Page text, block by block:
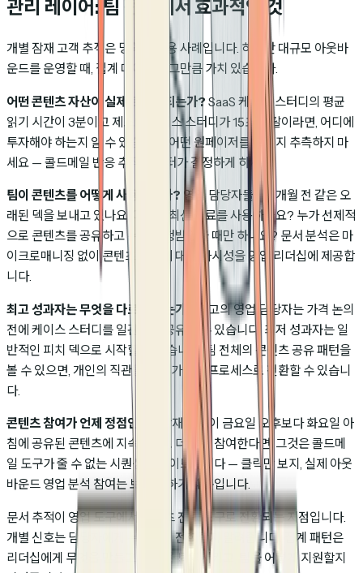
관리 레이어: 팀 전체에서 효과적인 것
개별 잠재 고객 추적은 명확한 활용 사례입니다. 하지만 대규모 아웃바
운드를 운영할 때, 집계 데이터도 그만큼 가치 있습니다.
어떤 콘텐츠 자산이 실제로 전환되는가? SaaS 케이스 스터디의 평균
읽기 시간이 3분이고 제조업 케이스 스터디가 15초 이탈이라면, 어디에
투자해야 하는지 알 수 있습니다. 어떤 원페이저를 보낼지 추측하지 마
세요 — 콜드메일 반응 추적 데이터가 결정하게 하세요.
팀이 콘텐츠를 어떻게 사용하는가? 영업 담당자들이 6개월 전 같은 오
래된 덱을 보내고 있나요, 아니면 최신 자료를 사용하나요? 누가 선제적
으로 콘텐츠를 공유하고 누가 요청받았을 때만 하나요? 문서 분석은 마
이크로매니징 없이 콘텐츠 활용에 대한 가시성을 영업 리더십에 제공합
니다.
최고 성과자는 무엇을 다르게 하는가?
최고의 영업 담당자는 가격 논의
전에 케이스 스터디를 일관되게 공유할 수 있습니다. 최저 성과자는 일
반적인 피치 덱으로 시작할 수 있습니다. 팀 전체의 콘텐츠 공유 패턴을
볼 수 있으면, 개인의 직관을 반복 가능한 프로세스로 전환할 수 있습니
다.
콘텐츠 참여가 언제 정점인가?
잠재 고객이 금요일 오후보다 화요일 아
침에 공유된 콘텐츠에 지속적으로 더 많이 참여한다면, 그것은 콜드메
일 도구가 줄 수 없는 시퀀싱 인사이트입니다 — 클릭만 보지, 실제 아웃
바운드 영업 분석 참여는 보지 못하기 때문입니다.
문서 추적이 영업 도구에서 콘텐츠 전략 도구로 전환되는 지점입니다.
개별 신호는 담당자에게 누구에게 전화할지 알려줍니다. 집계 패턴은
리더십에게 무엇을 만들고, 무엇을 퇴역시키고, 팀을 어떻게 지원할지